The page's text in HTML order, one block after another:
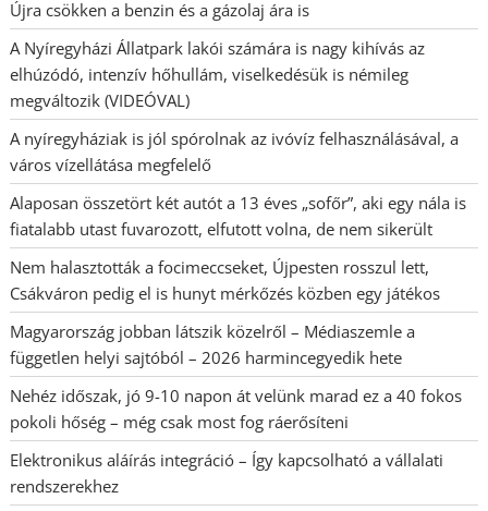
Újra csökken a benzin és a gázolaj ára is
A Nyíregyházi Állatpark lakói számára is nagy kihívás az
elhúzódó, intenzív hőhullám, viselkedésük is némileg
megváltozik (VIDEÓVAL)
A nyíregyháziak is jól spórolnak az ivóvíz felhasználásával, a
város vízellátása megfelelő
Alaposan összetört két autót a 13 éves „sofőr”, aki egy nála is
fiatalabb utast fuvarozott, elfutott volna, de nem sikerült
Nem halasztották a focimeccseket, Újpesten rosszul lett,
Csákváron pedig el is hunyt mérkőzés közben egy játékos
Magyarország jobban látszik közelről – Médiaszemle a
független helyi sajtóból – 2026 harmincegyedik hete
Nehéz időszak, jó 9-10 napon át velünk marad ez a 40 fokos
pokoli hőség – még csak most fog ráerősíteni
Elektronikus aláírás integráció – Így kapcsolható a vállalati
rendszerekhez